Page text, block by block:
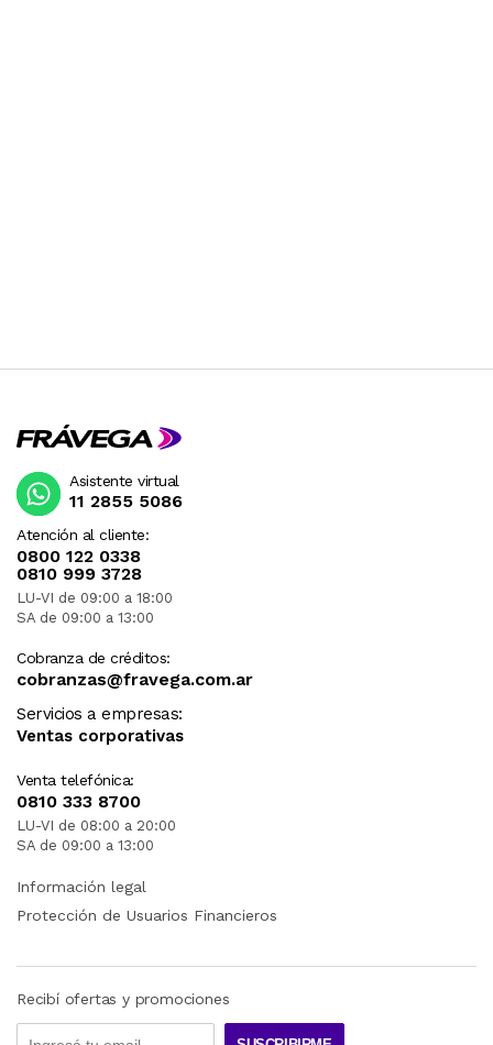
Atención al cliente:
0800 122 0338
0810 999 3728
LU-VI de 09:00 a 18:00
SA de 09:00 a 13:00
Cobranza de créditos:
cobranzas@fravega.com.ar
Servicios a empresas:
Ventas corporativas
Venta telefónica:
0810 333 8700
LU-VI de 08:00 a 20:00
SA de 09:00 a 13:00
Asistente virtual
11 2855 5086
Información legal
Protección de Usuarios Financieros
Recibí ofertas y promociones